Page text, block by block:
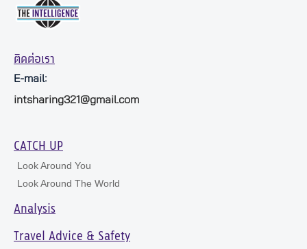
ติดต่อเรา
E-mail:
intsharing321@gmail.com
CATCH UP
Look Around You
Look Around The World
Analysis
Travel Advice & Safety